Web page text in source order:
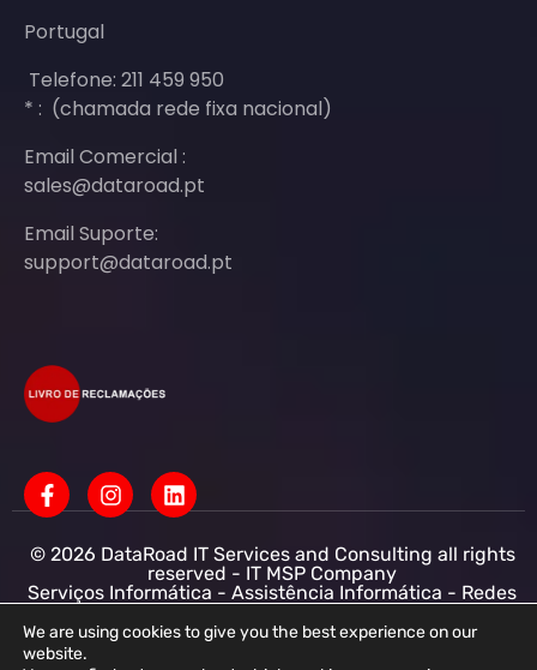
Portugal
Telefone: 211 459 950
* : (chamada rede fixa nacional)
Email Comercial :
sales@dataroad.pt
Email Suporte:
support@dataroad.pt
© 2026 DataRoad IT Services and Consulting all rights
reserved - IT MSP Company
Serviços Informática - Assistência Informática - Redes
Empresarial
We are using cookies to give you the best experience on our
website.